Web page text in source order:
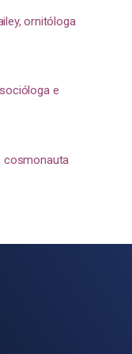
ornitóloga
e
cosmonauta